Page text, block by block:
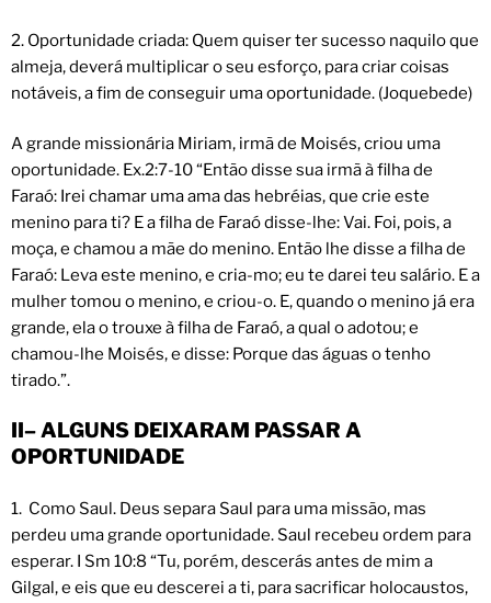
2. Oportunidade criada: Quem quiser ter sucesso naquilo que
almeja, deverá multiplicar o seu esforço, para criar coisas
notáveis, a fim de conseguir uma oportunidade. (Joquebede)
A grande missionária Miriam, irmã de Moisés, criou uma
oportunidade. Ex.2:7-10 “Então disse sua irmã à filha de
Faraó: Irei chamar uma ama das hebréias, que crie este
menino para ti? E a filha de Faraó disse-lhe: Vai. Foi, pois, a
moça, e chamou a mãe do menino. Então lhe disse a filha de
Faraó: Leva este menino, e cria-mo; eu te darei teu salário. E a
mulher tomou o menino, e criou-o. E, quando o menino já era
grande, ela o trouxe à filha de Faraó, a qual o adotou; e
chamou-lhe Moisés, e disse: Porque das águas o tenho
tirado.”.
II– ALGUNS DEIXARAM PASSAR A
OPORTUNIDADE
1. Como Saul. Deus separa Saul para uma missão, mas
perdeu uma grande oportunidade. Saul recebeu ordem para
esperar. I Sm 10:8 “Tu, porém, descerás antes de mim a
Gilgal, e eis que eu descerei a ti, para sacrificar holocaustos,